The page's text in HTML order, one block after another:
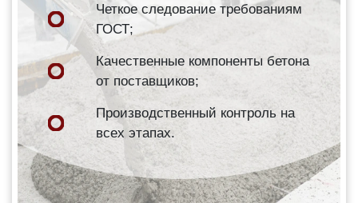
Четкое следование требованиям
ГОСТ;
Качественные компоненты бетона
от поставщиков;
Производственный контроль на
всех этапах.